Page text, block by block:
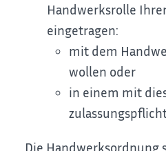
Handwerksrolle
eingetragen:
mit dem
wollen oder
in einem mit
Die Handwerksordnung